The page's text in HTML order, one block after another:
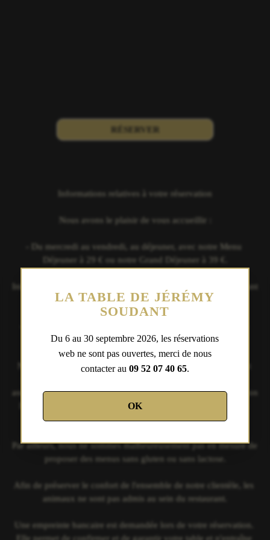
LA TABLE DE JÉRÉMY
SOUDANT
Du 6 au 30 septembre 2026, les réservations
web ne sont pas ouvertes, merci de nous
contacter au 09 52 07 40 65.
OK